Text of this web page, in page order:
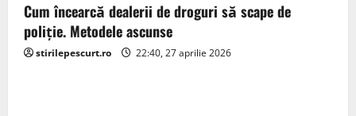
Cum încearcă dealerii de droguri să scape de
poliție. Metodele ascunse
stirilepescurt.ro 22:40, 27 aprilie 2026